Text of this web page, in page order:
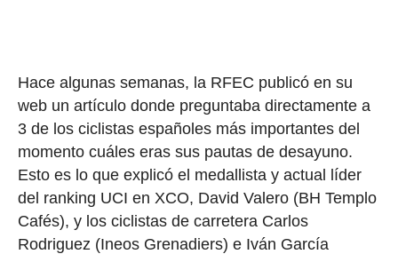
Hace algunas semanas, la RFEC publicó en su
web un artículo donde preguntaba directamente a
3 de los ciclistas españoles más importantes del
momento cuáles eras sus pautas de desayuno.
Esto es lo que explicó el medallista y actual líder
del ranking UCI en XCO, David Valero (BH Templo
Cafés), y los ciclistas de carretera Carlos
Rodriguez (Ineos Grenadiers) e Iván García